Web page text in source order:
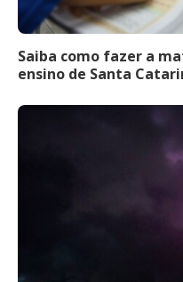
Saiba como fazer a
ensino de Santa